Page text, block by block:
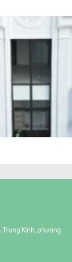
tân cổ điển chú
Trung Kính, phường